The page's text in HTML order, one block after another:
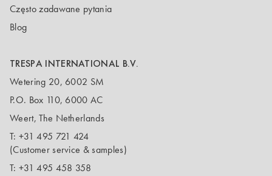
Często zadawane pytania
Blog
TRESPA INTERNATIONAL B.V.
Wetering 20, 6002 SM
P.O. Box 110, 6000 AC
Weert, The Netherlands
T: +31 495 721 424
(Customer service & samples)
T: +31 495 458 358